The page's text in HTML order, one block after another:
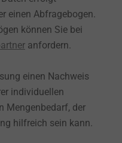
einen Abfragebogen.
können Sie bei
anfordern.
einen Nachweis
individuellen
Mengenbedarf, der
hilfreich sein kann.